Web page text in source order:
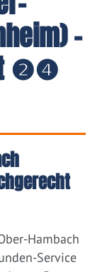
-
❷❹
Hambach
Service